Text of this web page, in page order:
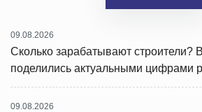
09.08.2026
Сколько зарабатывают строители?
поделились актуальными цифрами
09.08.2026